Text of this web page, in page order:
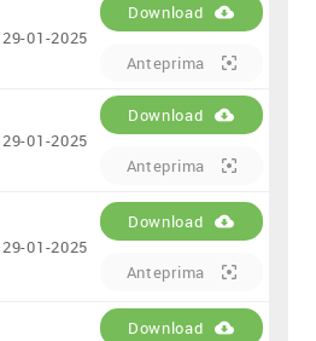
29-01-2025
Download
Anteprima
29-01-2025
Download
Anteprima
29-01-2025
Download
Anteprima
Download